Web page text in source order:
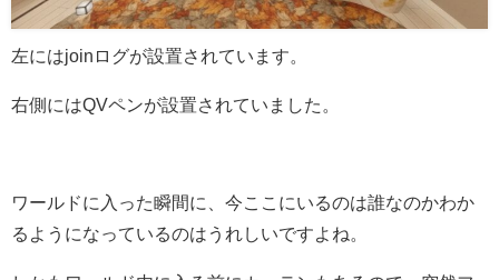
左にはjoinログが設置されています。
右側にはQVペンが設置されていました。
ワールドに入った瞬間に、今ここにいるのは誰なのかわか
るようになっているのはうれしいですよね。